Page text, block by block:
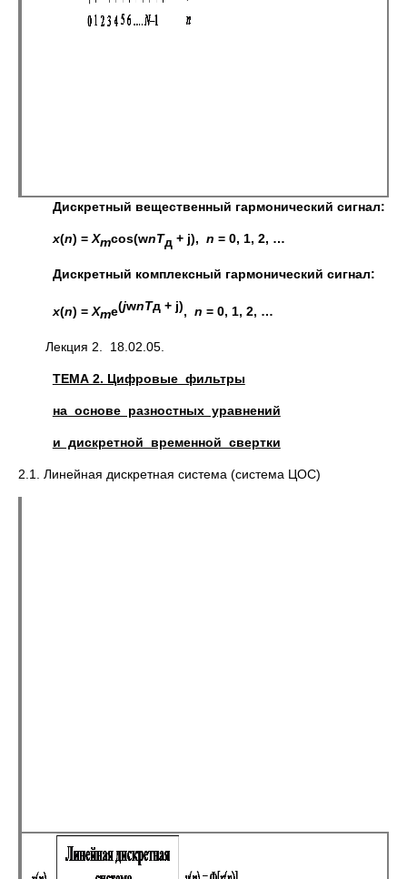
Дискретный вещественный гармонический сигнал:
x(n) =Xmcos(wnTд + j), n = 0, 1, 2, …
Дискретный комплексный гармонический сигнал:
x(n) = Xme(jwnTд+ j), n = 0, 1, 2, …
Лекция 2. 18.02.05.
ТЕМА 2. Цифровые фильтры
на основе разностных уравнений
и дискретной временной свертки
2.1. Линейная дискретная система (система ЦОС)